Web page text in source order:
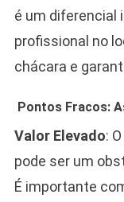
é um diferencial
profissional no
chácara e
Pontos Fracos:
Valor Elevado:
pode ser um
É importante